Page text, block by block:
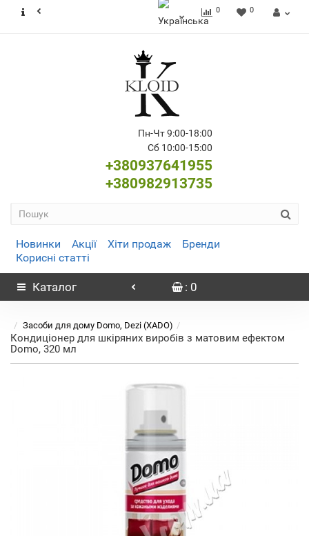
0 0
Пн-Чт 9:00-18:00
Сб 10:00-15:00
+380937641955
+380982913735
Новинки Акції Хіти продаж
Бренди
Корисні статті
Каталог : 0
Засоби для дому Domo, Dezi (XADO)
Кондиціонер для шкіряних виробів з матовим ефектом
Domo, 320 мл